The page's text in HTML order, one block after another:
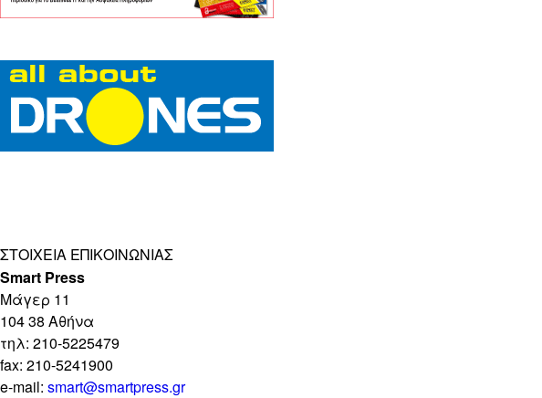
ΣΤΟΙΧΕΊΑ ΕΠΙΚΟΙΝΩΝΊΑΣ
Smart Press
Mάγερ 11
104 38 Αθήνα
τηλ: 210-5225479
fax: 210-5241900
e-mail: smart@smartpress.gr